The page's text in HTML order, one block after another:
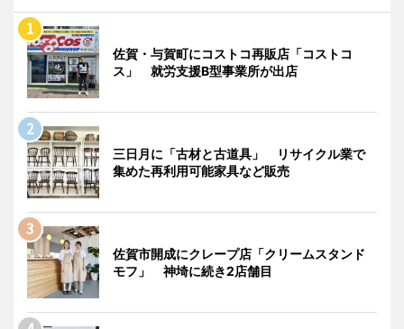
佐賀・与賀町にコストコ再販店「コストコ
ス」 就労支援B型事業所が出店
三日月に「古材と古道具」 リサイクル業で
集めた再利用可能家具など販売
佐賀市開成にクレープ店「クリームスタンド
モフ」 神埼に続き2店舗目